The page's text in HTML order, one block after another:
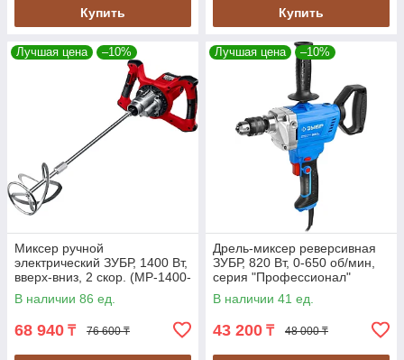
Купить Купить
Лучшая цена –10%
Миксер ручной
электрический ЗУБР, 1400 Вт,
вверх-вниз, 2 скор. (МР-1400-
2)
В наличии 86 ед.
68 940 ₸ 76 600 ₸
Лучшая цена –10%
Дрель-миксер реверсивная
ЗУБР, 820 Вт, 0-650 об/мин,
серия "Профессионал"
(ЗДМ-820 РМ)
В наличии 41 ед.
43 200 ₸ 48 000 ₸